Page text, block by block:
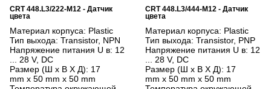
CRT 448.L3/222-M12 - Датчик
цвета
Материал корпуса: Plastic
Тип выхода: Transistor, NPN
Напряжение питания U в: 12
... 28 V, DC
Размер (Ш x В X Д): 17
mm x 50 mm x 50 mm
CRT 448.L3/444-M12 - Датчик
цвета
Материал корпуса: Plastic
Тип выхода: Transistor, PNP
Напряжение питания U в: 12
... 28 V, DC
Размер (Ш x В X Д): 17
mm x 50 mm x 50 mm